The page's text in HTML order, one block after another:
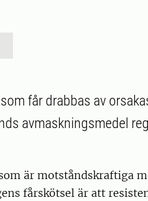
får drabbas av
avmaskningsmedel
är motståndskraftiga
fårskötsel är att